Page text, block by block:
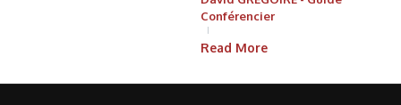
Conférencier
Read More